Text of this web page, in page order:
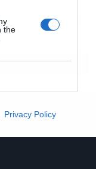
the
Privacy Policy
τη δική της